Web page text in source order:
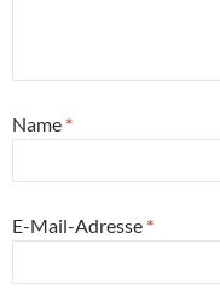
Name *
E-Mail-Adresse *